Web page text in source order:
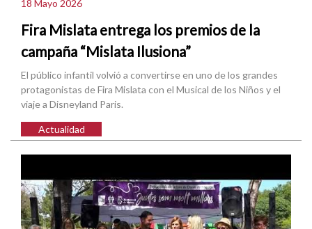
18 Mayo 2026
Fira Mislata entrega los premios de la
campaña “Mislata Ilusiona”
El público infantil volvió a convertirse en uno de los grandes
protagonistas de Fira Mislata con el Musical de los Niños y el
viaje a Disneyland Paris.
Actualidad